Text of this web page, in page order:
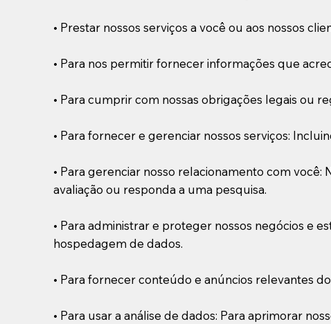
• Prestar nossos serviços a você ou aos nossos
• Para nos permitir fornecer informações que
• Para cumprir com nossas obrigações legais ou
• Para fornecer e gerenciar nossos serviços:
• Para gerenciar nosso relacionamento com
avaliação ou responda a uma pesquisa.
• Para administrar e proteger nossos negócios e
hospedagem de dados.
• Para fornecer conteúdo e anúncios relevantes
• Para usar a análise de dados: Para aprimorar